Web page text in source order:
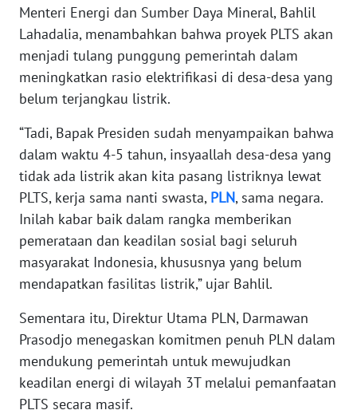
Menteri Energi dan Sumber Daya Mineral, Bahlil
Lahadalia, menambahkan bahwa proyek PLTS akan
menjadi tulang punggung pemerintah dalam
meningkatkan rasio elektrifikasi di desa-desa yang
belum terjangkau listrik.
“Tadi, Bapak Presiden sudah menyampaikan bahwa
dalam waktu 4-5 tahun, insyaallah desa-desa yang
tidak ada listrik akan kita pasang listriknya lewat
PLTS, kerja sama nanti swasta, PLN, sama negara.
Inilah kabar baik dalam rangka memberikan
pemerataan dan keadilan sosial bagi seluruh
masyarakat Indonesia, khususnya yang belum
mendapatkan fasilitas listrik,” ujar Bahlil.
Sementara itu, Direktur Utama PLN, Darmawan
Prasodjo menegaskan komitmen penuh PLN dalam
mendukung pemerintah untuk mewujudkan
keadilan energi di wilayah 3T melalui pemanfaatan
PLTS secara masif.
WN
SULBAR
WN
WN
SUMBAR
WN
WN
BENGKULU
WN
LAMPUNG
JATENG